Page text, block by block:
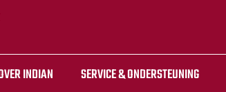
INDIAN SERVICE & ONDERSTEUNING